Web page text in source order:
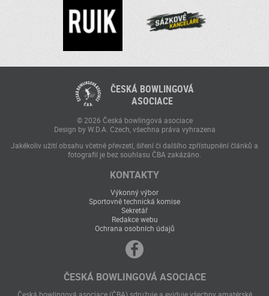
ČESKÁ BOWLINGOVÁ
ASOCIACE
© 2026 Česká bowlingová asociace
Design by W.D.A. Czech, všechna práva vyhrazena
Jakékoliv užití obsahu včetně převzetí, šíření či dalšího zpřístupnění článků a
fotografií je bez souhlasu ČBA zakázáno.
KONTAKTY
Výkonný výbor
Sportovně technická komise
Sekretář
Redakce webu
Ochrana osobních údajů
ČESKÁ BOWLINGOVÁ ASOCIACE
Česká bowlingová asociace (ČBA) sdružuje a eviduje všechny amatérské